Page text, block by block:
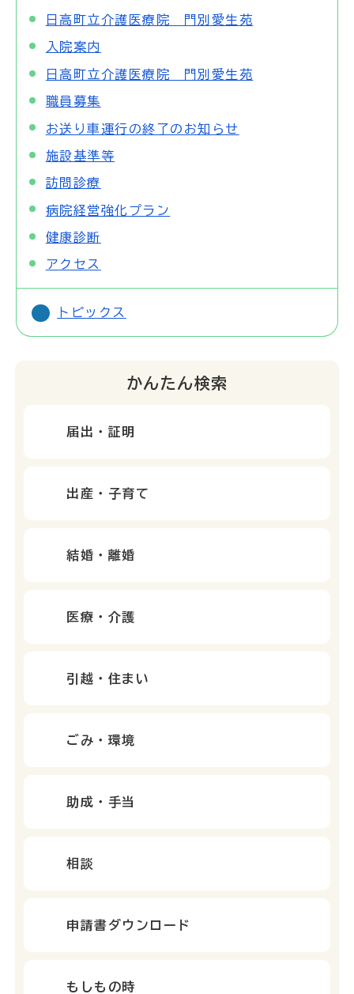
日高町立介護医療院 門別愛生苑
入院案内
日高町立介護医療院 門別愛生苑
職員募集
お送り車運行の終了のお知らせ
施設基準等
訪問診療
病院経営強化プラン
健康診断
アクセス
トピックス
かんたん検索
届出・証明
出産・子育て
結婚・離婚
医療・介護
引越・住まい
ごみ・環境
助成・手当
相談
申請書ダウンロード
もしもの時